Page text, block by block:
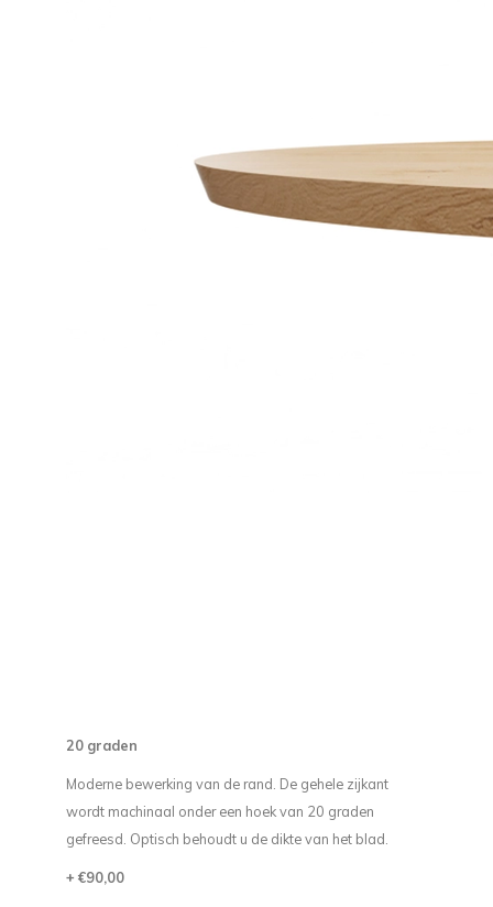
20 graden
Moderne bewerking van de rand. De gehele zijkant
wordt machinaal onder een hoek van 20 graden
gefreesd. Optisch behoudt u de dikte van het blad.
+ €90,00